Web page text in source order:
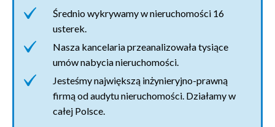
Średnio wykrywamy w nieruchomości 16
usterek.
Nasza kancelaria przeanalizowała tysiące
umów nabycia nieruchomości.
Jesteśmy największą inżynieryjno-prawną
firmą od audytu nieruchomości. Działamy w
całej Polsce.